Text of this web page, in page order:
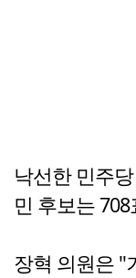
낙선한 민주
민 후보는
장혁 의원은 "